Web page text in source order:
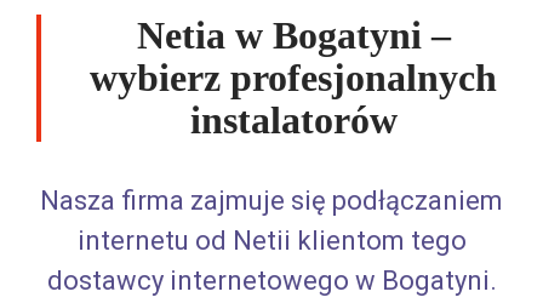
Netia w Bogatyni –
wybierz profesjonalnych
instalatorów
Nasza firma zajmuje się podłączaniem
internetu od Netii klientom tego
dostawcy internetowego w Bogatyni.